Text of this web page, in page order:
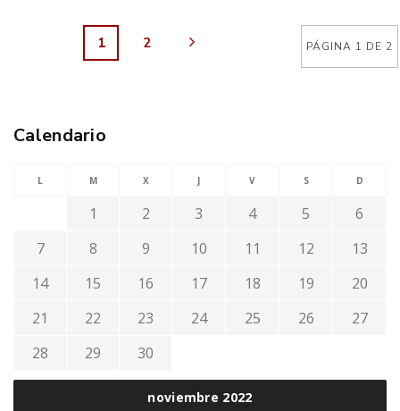
PÁGINA 1 DE 2
1 2
Calendario
noviembre 2022
L M X J V S D
1 2 3 4 5
6
7
8 9 10 11 12
13
14
15 16 17 18 19
20
21
22 23 24 25 26
27
28
29 30